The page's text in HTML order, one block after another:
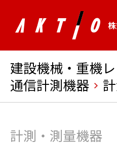
建設機械・重機
通信計測機器
計測・測量機器